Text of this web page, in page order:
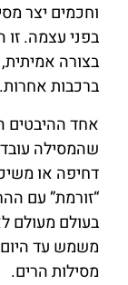
וחכמים יצר
בפני עצמה. זו
בצורה
ברכבות אחרות.
אחד ההיבטים
שהמסילה
דחיפה או
“זורמת” עם
בעולם מעולם
משמש עד היום
מסילות הרים.